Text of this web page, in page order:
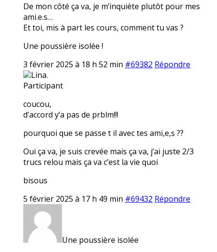
De mon côté ça va, je m’inquiète plutôt pour mes
ami.e.s…
Et toi, mis à part les cours, comment tu vas ?
Une poussière isolée !
3 février 2025 à 18 h 52 min #69382 Répondre
Lina.
Participant
coucou,
d’accord y’a pas de prblm!!!
pourquoi que se passe t il avec tes ami,e,s ??
Oui ça va, je suis crevée mais ça va, j’ai juste 2/3
trucs relou mais ça va c’est la vie quoi
bisous
5 février 2025 à 17 h 49 min #69432 Répondre
Une poussière isolée